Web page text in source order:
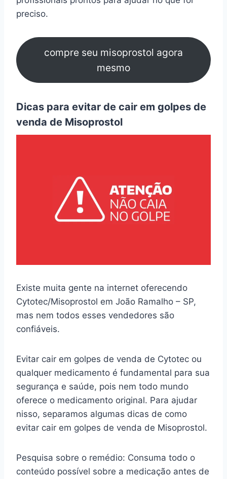
preciso.
compre seu misoprostol agora
mesmo
Dicas para evitar de cair em golpes de
venda de Misoprostol
Existe muita gente na internet oferecendo
Cytotec/Misoprostol em João Ramalho – SP,
mas nem todos esses vendedores são
confiáveis.
Evitar cair em golpes de venda de Cytotec ou
qualquer medicamento é fundamental para sua
segurança e saúde, pois nem todo mundo
oferece o medicamento original. Para ajudar
nisso, separamos algumas dicas de como
evitar cair em golpes de venda de Misoprostol.
Pesquisa sobre o remédio: Consuma todo o
conteúdo possível sobre a medicação antes de